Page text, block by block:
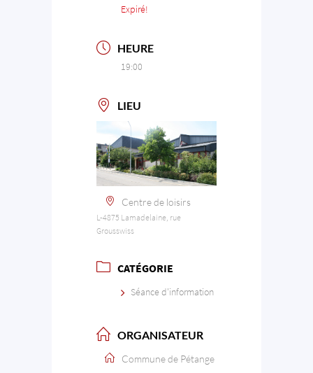
Expiré!
HEURE
19:00
LIEU
Centre de loisirs
L-4875 Lamadelaine, rue
Grousswiss
CATÉGORIE
Séance d'information
ORGANISATEUR
Commune de Pétange